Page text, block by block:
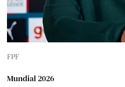
FPF
Mundial 2026